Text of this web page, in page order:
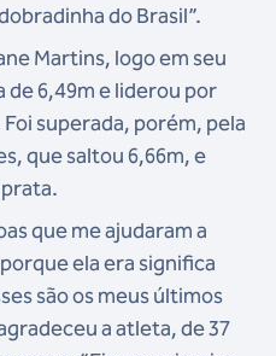
do Brasil”.
Martins, logo em seu
de 6,49m e liderou por
superada, porém, pela
que saltou 6,66m, e
que me ajudaram a
ela era significa
são os meus últimos
a atleta, de 37